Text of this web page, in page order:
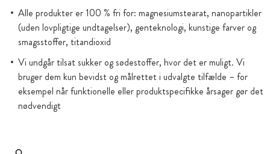
Alle produkter er 100 % fri for: magnesiumstearat, nanopartikler
(uden lovpligtige undtagelser), genteknologi, kunstige farver og
smagsstoffer, titandioxid
Vi undgår tilsat sukker og sødestoffer, hvor det er muligt. Vi
bruger dem kun bevidst og målrettet i udvalgte tilfælde – for
eksempel når funktionelle eller produktspecifikke årsager gør det
nødvendigt